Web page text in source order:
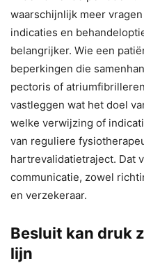
waarschijnlijk meer
indicaties en
belangrijker. Wie een
beperkingen die
pectoris of
vastleggen wat het doel
welke verwijzing of
van reguliere
hartrevalidatietraject. Dat
communicatie, zowel
en verzekeraar.
Besluit kan druk
lijn